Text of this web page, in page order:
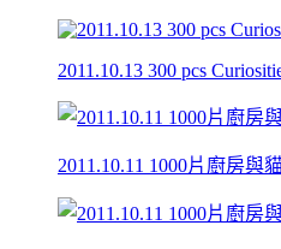
2011.10.13 300 pcs
2011.10.11 1000片廚房與